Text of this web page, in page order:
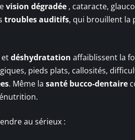
vision dégradée , cataracte,
troubles auditifs, qui brouillent la
etdéshydratation affaiblissent la
pieds plats, callosités,
. Même la santé bucco-dentaire
au sérieux :